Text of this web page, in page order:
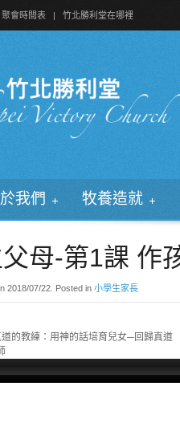
聚會時間表 | 竹北勝利堂在哪裡
我們 牧養造就
母-第1課 作
2018/07/22 . Posted in 小學生家長
的教練：用神的話培育兒女─回歸真道